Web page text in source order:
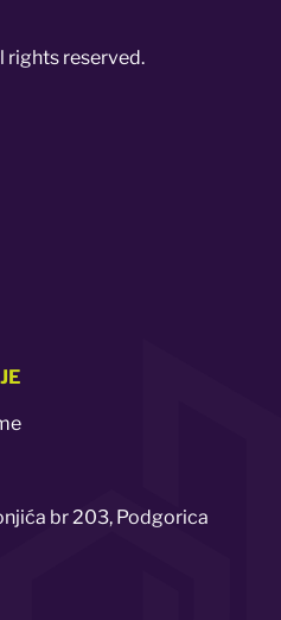
rights reserved.
br 203, Podgorica